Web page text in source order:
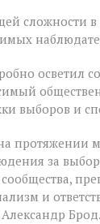
сложности
осветил
выборов и
на протяжении
за
и
Брод.